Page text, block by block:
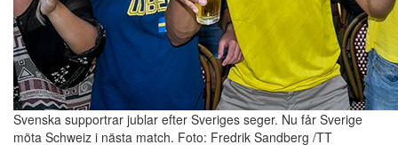
Svenska supportrar jublar efter Sveriges seger. Nu får Sverige
möta Schweiz i nästa match. Foto: Fredrik Sandberg /TT